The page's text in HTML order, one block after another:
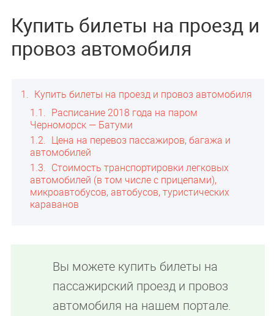
Купить билеты на проезд и
провоз автомобиля
1
Купить билеты на проезд и провоз автомобиля
1.1
Расписание 2018 года на паром
Черноморск — Батуми
1.2
Цена на перевоз пассажиров, багажа и
автомобилей
1.3
Стоимость транспортировки легковых
автомобилей (в том числе с прицепами),
микроавтобусов, автобусов, туристических
караванов
Вы можете купить билеты на
пассажирский проезд и провоз
автомобиля на нашем портале.